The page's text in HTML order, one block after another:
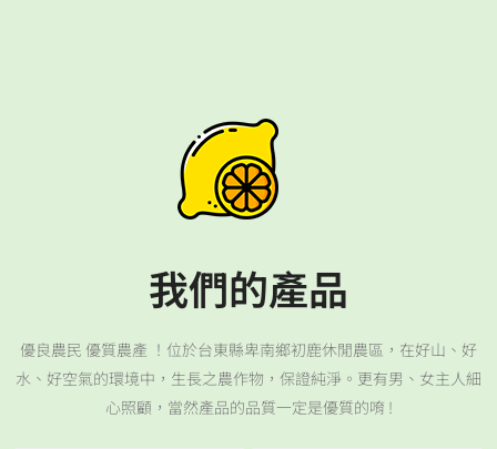
我們的產品
優良農民 優質農產 ！位於台東縣卑南鄉初鹿休閒農區，在好山、好
水、好空氣的環境中，生長之農作物，保證純淨。更有男、女主人細
心照顧，當然產品的品質一定是優質的唷 !